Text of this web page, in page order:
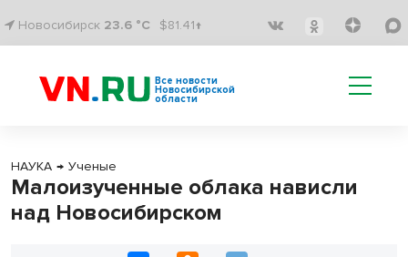
Новосибирск 23.6 °C $81.41↑
Все новости
Новосибирской
области
НАУКА → Ученые
Малоизученные облака нависли
над Новосибирском